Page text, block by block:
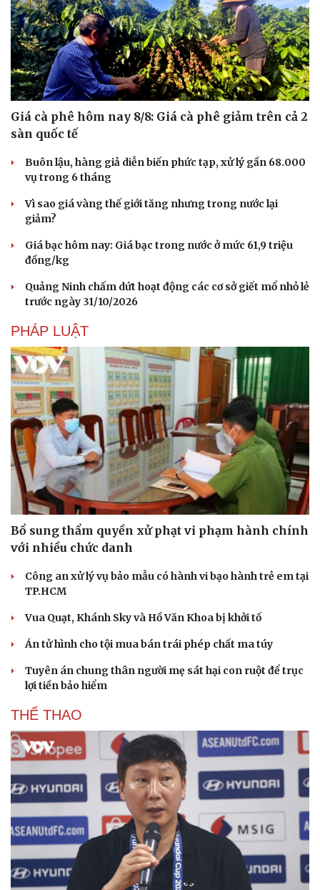
Du lịch
Tư vấn
check-in
Podcast
Cửa sổ tình yêu
Kể chuyện cho bé
Hạt giống tâm hồn
Giá cà phê hôm nay 8/8: Giá cà phê giảm trên cả 2
sàn quốc tế
Buôn lậu, hàng giả diễn biến phức tạp, xử lý gần 68.000
vụ trong 6 tháng
Vì sao giá vàng thế giới tăng nhưng trong nước lại
giảm?
Giá bạc hôm nay: Giá bạc trong nước ở mức 61,9 triệu
đồng/kg
Quảng Ninh chấm dứt hoạt động các cơ sở giết mổ nhỏ lẻ
trước ngày 31/10/2026
PHÁP LUẬT
Bổ sung thẩm quyền xử phạt vi phạm hành chính
với nhiều chức danh
Công an xử lý vụ bảo mẫu có hành vi bạo hành trẻ em tại
TP.HCM
Vua Quạt, Khánh Sky và Hồ Văn Khoa bị khởi tố
Án tử hình cho tội mua bán trái phép chất ma túy
Tuyên án chung thân người mẹ sát hại con ruột để trục
lợi tiền bảo hiểm
THỂ THAO